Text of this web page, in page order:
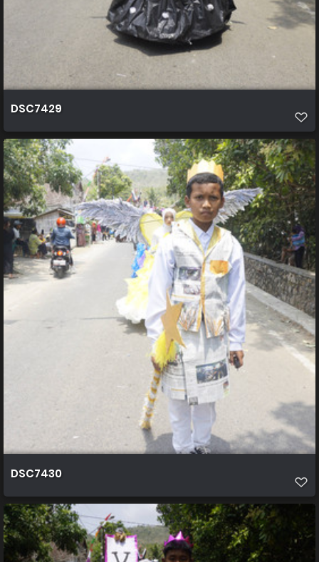
DSC7429
DSC7430